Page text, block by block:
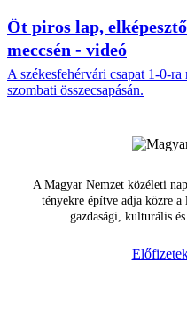
Öt piros lap,
meccsén - videó
A székesfehérvári csapat 1-0-
szombati összecsapásán.
A Magyar Nemzet közéleti
tényekre építve adja közre
gazdasági, kulturális